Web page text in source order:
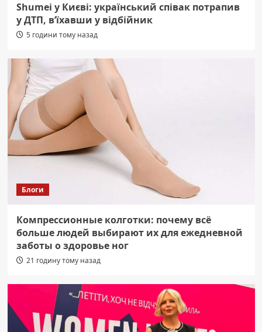
Shumei у Києві: український співак потрапив
у ДТП, в’їхавши у відбійник
5 години тому назад
Блоги
Компрессионные колготки: почему всё
больше людей выбирают их для ежедневной
заботы о здоровье ног
21 годину тому назад